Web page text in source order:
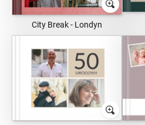
City Break - Londyn